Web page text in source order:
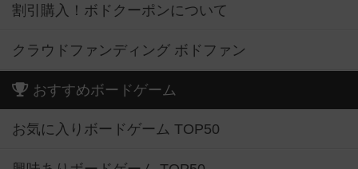
割引購入！ボドクーポンについて
クラウドファンディング ボドファン
おすすめボードゲーム
お気に入りボードゲーム TOP50